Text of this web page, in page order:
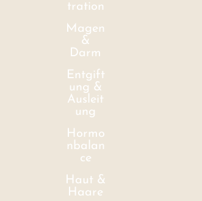
tration
Magen
&
Darm
Entgift
ung &
Ausleit
ung
Hormo
nbalan
ce
Haut &
Haare